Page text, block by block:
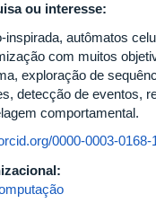
ou interesse:
inspirada, autômatos
com muitos
exploração de
detecção de eventos,
comportamental.
0000-0003-0168-